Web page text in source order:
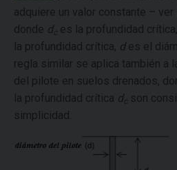
adquiere un valor constante –
donde d es la profundidad crítica,
la profundidad crítica, des el
regla similar se aplica también a
del pilote en suelos drenados,
la profundidad crítica d
son
simplicidad.